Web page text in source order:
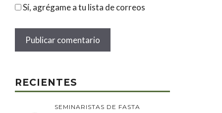
Sí, agrégame a tu lista de correos
RECIENTES
SEMINARISTAS DE FASTA